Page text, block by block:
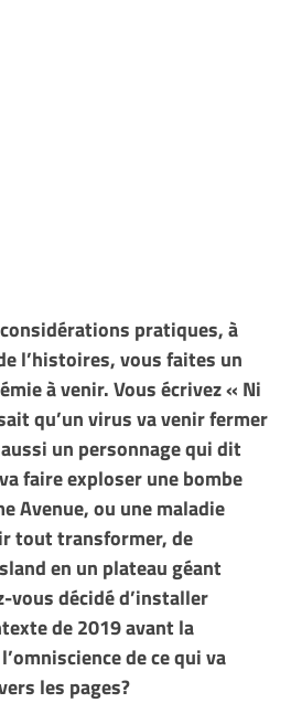
pratiques, à
l’histoires, vous faites un
à venir. Vous écrivez « Ni
qu’un virus va venir fermer
un personnage qui dit
faire exploser une bombe
Avenue, ou une maladie
tout transformer, de
en un plateau géant
vous décidé d’installer
de 2019 avant la
de ce qui va
les pages?